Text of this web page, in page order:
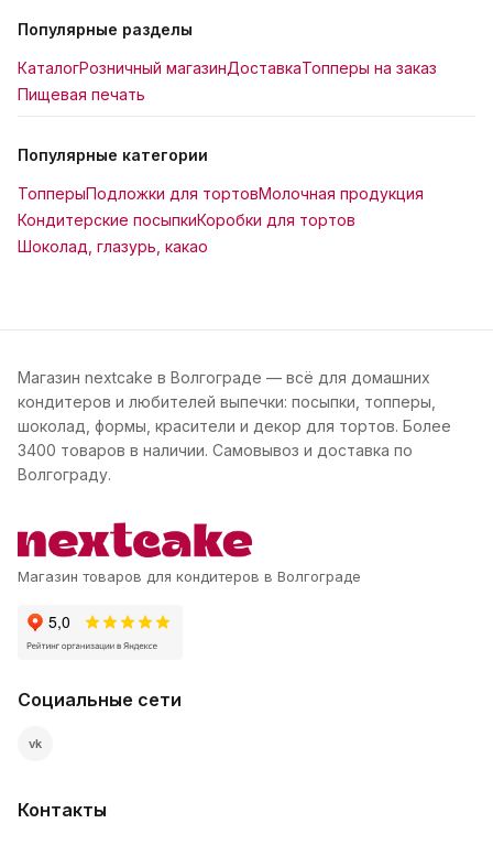
Популярные разделы
КаталогРозничный магазинДоставкаТопперы на заказ
Пищевая печать
Популярные категории
ТопперыПодложки для тортовМолочная продукция
Кондитерские посыпкиКоробки для тортов
Шоколад, глазурь, какао
Магазин nextcake в Волгограде — всё для домашних
кондитеров и любителей выпечки: посыпки, топперы,
шоколад, формы, красители и декор для тортов. Более
3400 товаров в наличии. Самовывоз и доставка по
Волгограду.
Магазин товаров для кондитеров в Волгограде
Социальные сети
vk
Контакты